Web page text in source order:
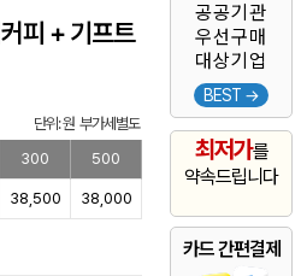
공공기관
우선구매
대상기업
BEST →
최저가를
약속드립니다
카드 간편결제
피 + 기프트
단위: 원 부가세별도
300 500
38,500 38,000